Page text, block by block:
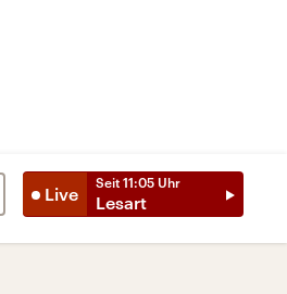
Live
Seit 11:05 Uhr
Lesart